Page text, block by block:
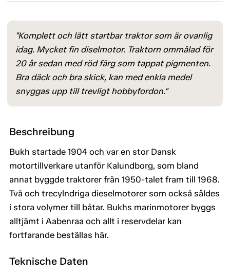
"Komplett och lätt startbar traktor som är ovanlig
idag. Mycket fin diselmotor. Traktorn ommålad för
20 år sedan med röd färg som tappat pigmenten.
Bra däck och bra skick, kan med enkla medel
snyggas upp till trevligt hobbyfordon."
Beschreibung
Bukh startade 1904 och var en stor Dansk
motortillverkare utanför Kalundborg, som bland
annat byggde traktorer från 1950-talet fram till 1968.
Två och trecylndriga dieselmotorer som också såldes
i stora volymer till båtar. Bukhs marinmotorer byggs
alltjämt i Aabenraa och allt i reservdelar kan
fortfarande beställas här.
Teknische Daten